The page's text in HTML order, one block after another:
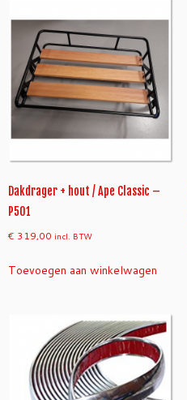
Dakdrager + hout / Ape Classic –
P501
€ 319,00 incl. BTW
Toevoegen aan winkelwagen